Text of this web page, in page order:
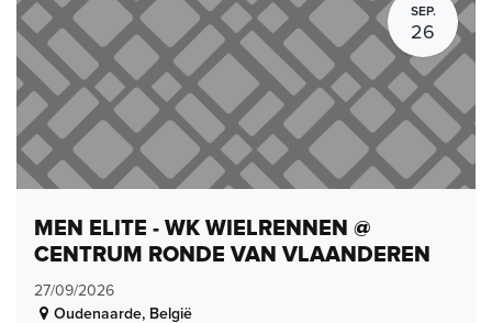
SEP.
26
MEN ELITE - WK WIELRENNEN @
CENTRUM RONDE VAN VLAANDEREN
27/09/2026
Oudenaarde, België